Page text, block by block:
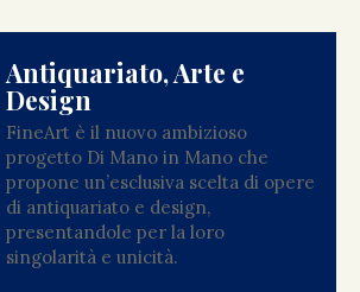
Antiquariato, Arte e
Design
FineArt è il nuovo ambizioso
progetto Di Mano in Mano che
propone un’esclusiva scelta di opere
di antiquariato e design,
presentandole per la loro
singolarità e unicità.